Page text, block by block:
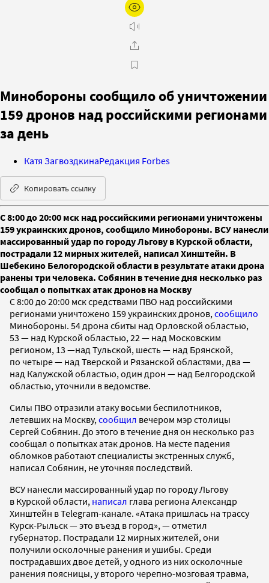
Минобороны сообщило об уничтожении
159 дронов над российскими регионами
за день
Катя ЗагвоздкинаРедакция Forbes
Копировать ссылку
С 8:00 до 20:00 мск над российскими регионами уничтожены
159 украинских дронов, сообщило Минобороны. ВСУ нанесли
массированный удар по городу Льгову в Курской области,
пострадали 12 мирных жителей, написал Хинштейн. В
Шебекино Белогородской области в результате атаки дрона
ранены три человека. Собянин в течение дня несколько раз
сообщал о попытках атак дронов на Москву
С 8:00 до 20:00 мск средствами ПВО над российскими
регионами уничтожено 159 украинских дронов, сообщило
Минобороны. 54 дрона сбиты над Орловской областью,
53 — над Курской областью, 22 — над Московским
регионом, 13 —над Тульской, шесть — над Брянской,
по четыре — над Тверской и Рязанской областями, два —
над Калужской областью, один дрон — над Белгородской
областью, уточнили в ведомстве.
Силы ПВО отразили атаку восьми беспилотников,
летевших на Москву, сообщил вечером мэр столицы
Сергей Собянин. До этого в течение дня он несколько раз
сообщал о попытках атак дронов. На месте падения
обломков работают специалисты экстренных служб,
написал Собянин, не уточняя последствий.
ВСУ нанесли массированный удар по городу Льгову
в Курской области, написал глава региона Александр
Хинштейн в Telegram-канале. «Атака пришлась на трассу
Курск-Рыльск — это въезд в город», — отметил
губернатор. Пострадали 12 мирных жителей, они
получили осколочные ранения и ушибы. Среди
пострадавших двое детей, у одного из них осколочные
ранения поясницы, у второго черепно-мозговая травма,